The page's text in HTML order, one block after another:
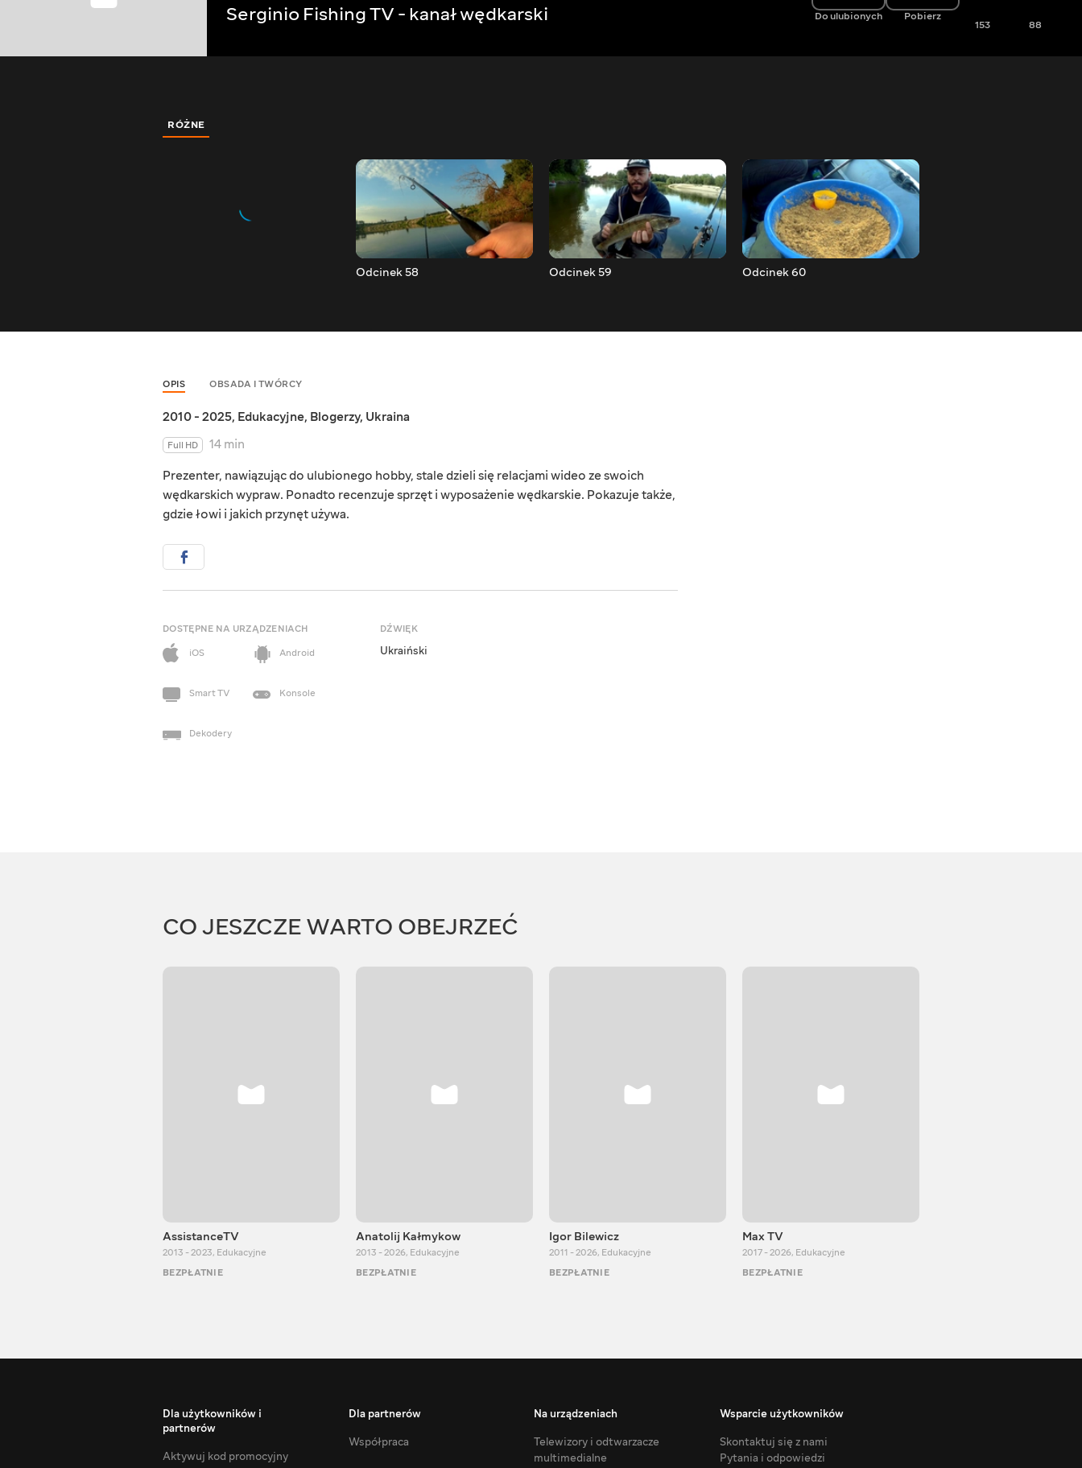
Serginio Fishing TV - kanał wędkarski Do ulubionych Pobierz
153 88
RÓŻNE
Odcinek 58 Odcinek 59 Odcinek 60
OPIS OBSADA I TWÓRCY
2010 - 2025, Edukacyjne, Blogerzy, Ukraina
Full HD
14 min
Prezenter, nawiązując do ulubionego hobby, stale dzieli się relacjami wideo ze swoich
wędkarskich wypraw. Ponadto recenzuje sprzęt i wyposażenie wędkarskie. Pokazuje także,
gdzie łowi i jakich przynęt używa.
DOSTĘPNE NA URZĄDZENIACH
iOS
Android
Smart TV Konsole
Dekodery
DŹWIĘK
Ukraiński
CO JESZCZE WARTO OBEJRZEĆ
AssistanceTV
2013 - 2023, Edukacyjne
BEZPŁATNIE
Anatolij Kałmykow
2013 - 2026, Edukacyjne
BEZPŁATNIE
Igor Bilewicz
2011 - 2026, Edukacyjne
BEZPŁATNIE
Max TV
2017 - 2026, Edukacyjne
BEZPŁATNIE
Dla użytkowników i
partnerów
Aktywuj kod promocyjny
Dla partnerów
Współpraca
Na urządzeniach
Telewizory i odtwarzacze
multimedialne
Wsparcie użytkowników
Skontaktuj się z nami
Pytania i odpowiedzi